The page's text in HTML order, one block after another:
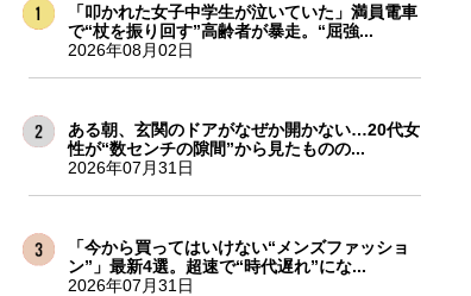
「叩かれた女子中学生が泣いていた」満員電車
で“杖を振り回す”高齢者が暴走。“屈強...
2026年08月02日
ある朝、玄関のドアがなぜか開かない…20代女
性が“数センチの隙間”から見たものの...
2026年07月31日
「今から買ってはいけない“メンズファッショ
ン”」最新4選。超速で“時代遅れ”にな...
2026年07月31日